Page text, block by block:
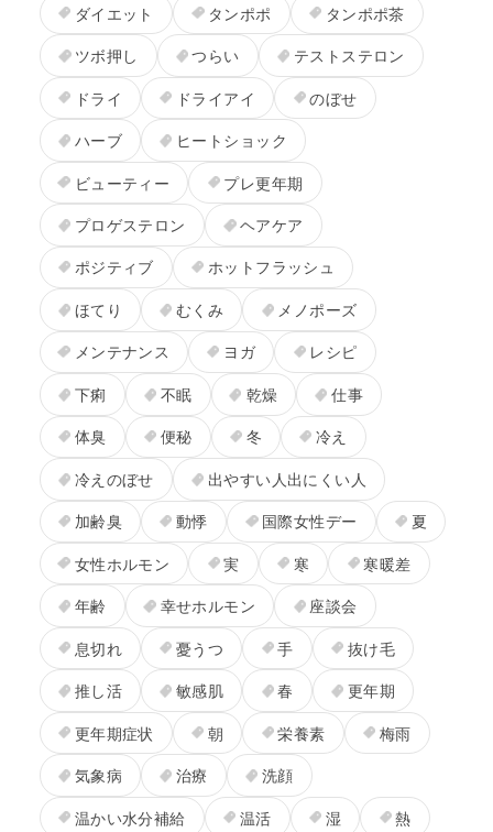
ダイエット
タンポポ
タンポポ茶
ツボ押し
つらい
テストステロン
ドライ
ドライアイ
のぼせ
ハーブ
ヒートショック
ビューティー
プレ更年期
プロゲステロン
ヘアケア
ポジティブ
ホットフラッシュ
ほてり
むくみ
メノポーズ
メンテナンス
ヨガ
レシピ
下痢
不眠 乾燥
仕事
体臭
便秘 冬
冷え
冷えのぼせ
出やすい人出にくい人
加齢臭
動悸 国際女性デー
夏
女性ホルモン
実 寒
寒暖差
年齢
幸せホルモン
座談会
息切れ
憂うつ 手
抜け毛
推し活
敏感肌 春
更年期
更年期症状
朝 栄養素
梅雨
気象病
治療
洗顔
温かい水分補給
温活 湿
熱